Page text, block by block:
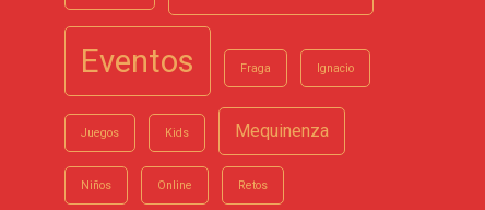
Eventos Fraga Ignacio
Juegos Kids Mequinenza
Niños Online Retos